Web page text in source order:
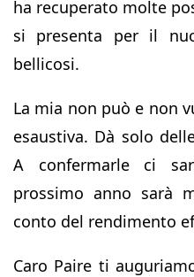
ha recuperato molte
si presenta per il
bellicosi.
La mia non può e non
esaustiva. Dà solo
A confermarle ci
prossimo anno sarà
conto del rendimento
Caro Paire ti